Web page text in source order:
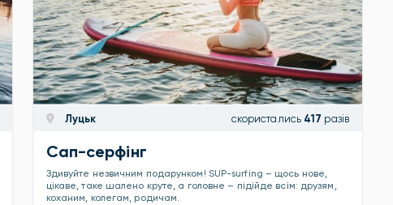
Луцьк скористались 417 разів
Сап-серфінг
Здивуйте незвичним подарунком! SUP-surfing – щось нове,
цікаве, таке шалено круте, а головне – підійде всім: друзям,
коханим, колегам, родичам.